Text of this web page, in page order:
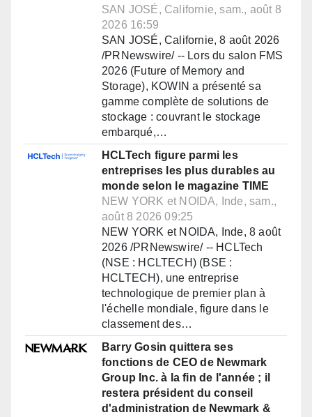
SAN JOSÉ, Californie, sam., août 8
2026 16:59
SAN JOSÉ, Californie, 8 août 2026
/PRNewswire/ -- Lors du salon FMS
2026 (Future of Memory and
Storage), KOWIN a présenté sa
gamme complète de solutions de
stockage : couvrant le stockage
embarqué,…
HCLTech figure parmi les
entreprises les plus durables au
monde selon le magazine TIME
NEW YORK et NOIDA, Inde, sam.,
août 8 2026 09:25
NEW YORK et NOIDA, Inde, 8 août
2026 /PRNewswire/ -- HCLTech
(NSE : HCLTECH) (BSE :
HCLTECH), une entreprise
technologique de premier plan à
l'échelle mondiale, figure dans le
classement des…
Barry Gosin quittera ses
fonctions de CEO de Newmark
Group Inc. à la fin de l'année ; il
restera président du conseil
d'administration de Newmark &